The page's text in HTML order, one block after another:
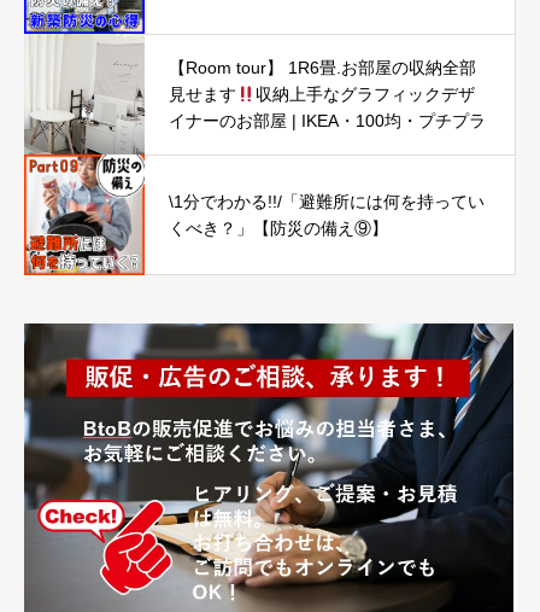
【Room tour】 1R6畳.お部屋の収納全部
見せます
収納上手なグラフィックデザ
イナーのお部屋 | IKEA・100均・プチプラ
\1分でわかる!!/「避難所には何を持ってい
くべき？」【防災の備え⑨】